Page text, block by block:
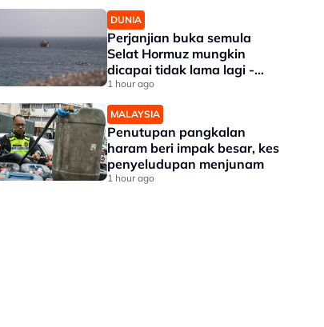
DUNIA
Perjanjian buka semula
Selat Hormuz mungkin
dicapai tidak lama lagi -
Trump
1 hour ago
MALAYSIA
Penutupan pangkalan
haram beri impak besar, kes
penyeludupan menjunam
1 hour ago